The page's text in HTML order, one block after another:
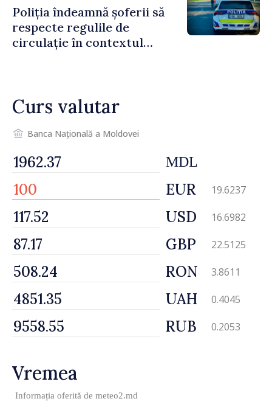
Poliția îndeamnă șoferii să
respecte regulile de
circulație în contextul
Curs valutar
Banca Națională a Moldovei
MDL
EUR 19.6237
USD 16.6982
GBP 22.5125
RON 3.8611
UAH 0.4045
RUB 0.2053
Vremea
Informația oferită de meteo2.md